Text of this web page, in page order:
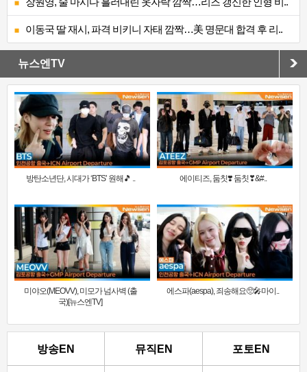
이동국 딸 재시, 파격 비키니 자태 깜짝…美 명문대 합격 후 리..
뉴스엔TV
방탄소년단, 시대가 ‘BTS’ 원해🎵 .. 에이티즈, 둠칫❣️ 둠칫❣&#..
미야오(MEOVV), 미모가 넘사벽 (출
국)[뉴스엔TV]
에스파(aespa), 죄송해요🥺🎤마이..
방송EN 뮤직EN 포토EN